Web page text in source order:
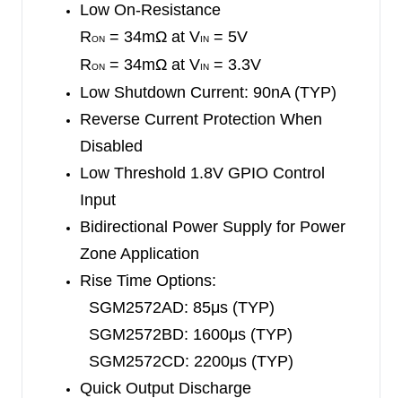
function in disable status.
Low On-Resistance
RON = 34mΩ at VIN = 5V
RON = 34mΩ at VIN = 3.3V
Low Shutdown Current: 90nA (TYP)
Reverse Current Protection When
Disabled
Low Threshold 1.8V GPIO Control
Input
Bidirectional Power Supply for Power
Zone Application
Rise Time Options:
SGM2572AD: 85μs (TYP)
SGM2572BD: 1600μs (TYP)
SGM2572CD: 2200μs (TYP)
Quick Output Discharge